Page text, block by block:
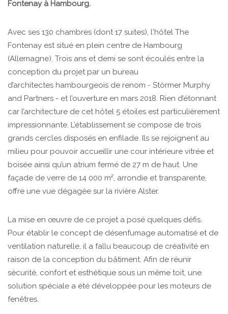
Fontenay à Hambourg.
Avec ses 130 chambres (dont 17 suites), l'hôtel The
Fontenay est situé en plein centre de Hambourg
(Allemagne). Trois ans et demi se sont écoulés entre la
conception du projet par un bureau
d’architectes hambourgeois de renom - Störmer Murphy
and Partners - et l’ouverture en mars 2018. Rien d’étonnant
car l’architecture de cet hôtel 5 étoiles est particulièrement
impressionnante. L’établissement se compose de trois
grands cercles disposés en enfilade. Ils se rejoignent au
milieu pour pouvoir accueillir une cour intérieure vitrée et
boisée ainsi qu’un atrium fermé de 27 m de haut. Une
façade de verre de 14 000 m², arrondie et transparente,
offre une vue dégagée sur la rivière Alster.
La mise en œuvre de ce projet a posé quelques défis.
Pour établir le concept de désenfumage automatisé et de
ventilation naturelle, il a fallu beaucoup de créativité en
raison de la conception du bâtiment. Afin de réunir
sécurité, confort et esthétique sous un même toit, une
solution spéciale a été développée pour les moteurs de
fenêtres.